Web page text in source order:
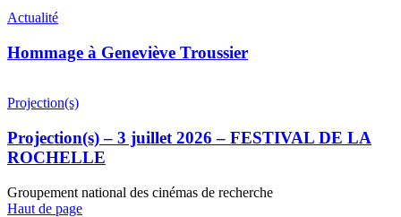
Actualité
Hommage à Geneviève Troussier
Projection(s)
Projection(s) – 3 juillet 2026 – FESTIVAL DE LA
ROCHELLE
Groupement national des cinémas de recherche
Haut de page